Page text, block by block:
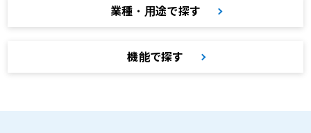
業種・用途で探す
機能で探す